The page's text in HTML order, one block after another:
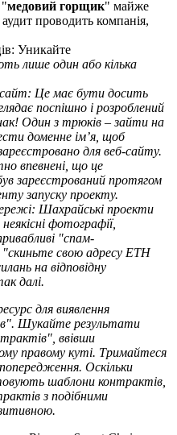
"медовий горщик" майже
проводить компанія,
Уникайте
лише один або кілька
сайт: Це має бути досить
поспішно і розроблений
Один з трюків – зайти на
доменне ім’я, щоб
для веб-сайту.
впевнені, що це
зареєстрований протягом
запуску проекту.
Шахрайські проекти
фотографії,
"спам-
"скиньте свою адресу ETH
на відповідну
далі.
для виявлення
Шукайте результати
ввівши
правому куті. Тримайтеся
Оскільки
шаблони контрактів,
з подібними